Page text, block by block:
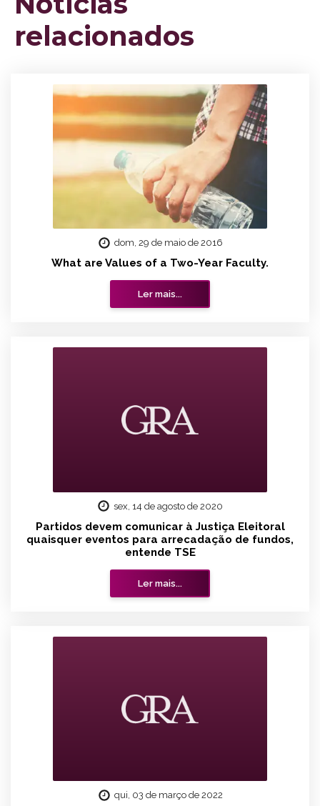
relacionados
dom, 29 de maio de 2016
What are Values of a Two-Year Faculty.
Ler mais...
sex, 14 de agosto de 2020
Partidos devem comunicar à Justiça Eleitoral
quaisquer eventos para arrecadação de fundos,
entende TSE
Ler mais...
qui, 03 de março de 2022